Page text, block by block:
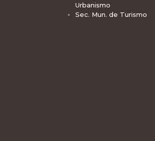
Urbanismo
Sec. Mun. de Turismo